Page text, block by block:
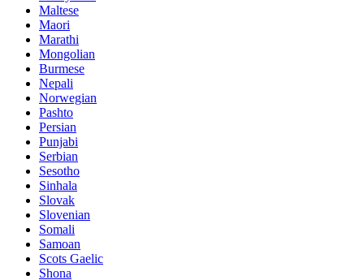
Maltese
Maori
Marathi
Mongolian
Burmese
Nepali
Norwegian
Pashto
Persian
Punjabi
Serbian
Sesotho
Sinhala
Slovak
Slovenian
Somali
Samoan
Scots Gaelic
Shona